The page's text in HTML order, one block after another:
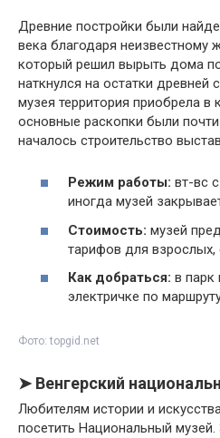
Древние постройки были
века благодаря неизвестному
который решил вырыть дома
наткнулся на остатки древней
музея территория приобрела в
основные раскопки были
началось строительство
Режим работы: вт-вс
иногда музей
Стоимость: музей
тарифов для взрослых,
Как добраться: в парк
электричке по
Фото: topgid.net
➤ Венгерский
Любителям истории и
посетить Национальный музей.